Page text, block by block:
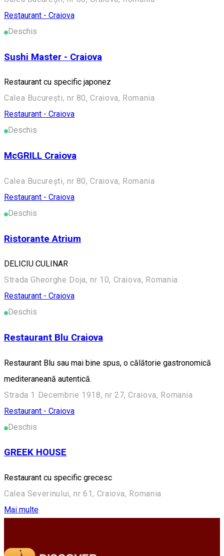
Restaurant - Craiova
Deschis
Sushi Master - Craiova
Restaurant cu specific japonez
Calea București, nr 80, Craiova, Romania
Restaurant - Craiova
Deschis
McGRILL Craiova
Calea București, nr 80, Craiova, Romania
Restaurant - Craiova
Deschis
Ristorante Atrium
DELICIU CULINAR
Strada Gheorghe Doja, nr 10, Craiova, Romania
Restaurant - Craiova
Deschis
Restaurant Blu Craiova
Restaurant Blu sau mai bine spus, o călătorie gastronomică
mediteraneană autentică.
Strada 1 Decembrie 1918, nr 27, Craiova, Romania
Restaurant - Craiova
Deschis
GREEK HOUSE
Restaurant cu specific grecesc
Calea Severinului, nr 61, Craiova, Romania
Mai multe